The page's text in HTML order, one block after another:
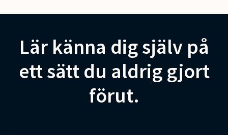
Lär känna dig själv på
ett sätt du aldrig gjort
förut.